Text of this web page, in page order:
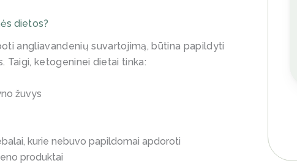
dietos?
angliavandenių suvartojimą, būtina papildyti
Taigi, ketogeninei dietai tinka:
žuvys
kurie nebuvo papildomai apdoroti
produktai